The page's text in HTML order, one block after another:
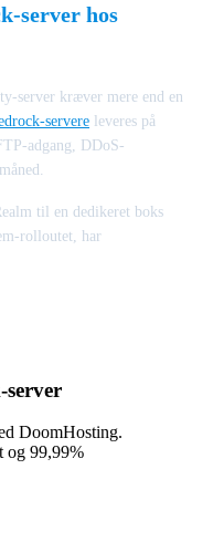
server hos
server kræver mere end en
servere leveres på
adgang, DDoS-
til en dedikeret boks
rolloutet, har
DoomHosting.
og 99,99%